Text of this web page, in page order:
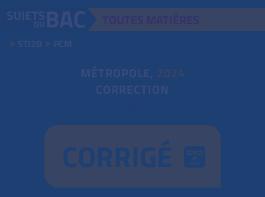
STI2D PCM
MÉTROPOLE, 2024
CORRECTION
CORRIGÉ